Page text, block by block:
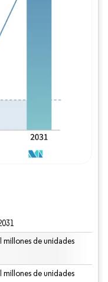
millones de unidades
millones de unidades
© Mordor Intelligence. El uso